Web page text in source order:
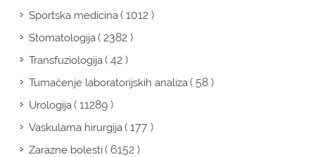
Sportska medicina( 1012 )
Stomatologija( 2382 )
Transfuziologija( 42 )
Tumačenje laboratorijskih analiza( 58 )
Urologija( 11289 )
Vaskularna hirurgija( 177 )
Zarazne bolesti( 6152 )